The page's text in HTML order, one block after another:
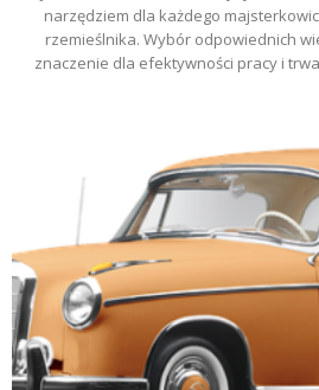
narzędziem dla każdego
rzemieślnika. Wybór odpowiednich
znaczenie dla efektywności pracy i